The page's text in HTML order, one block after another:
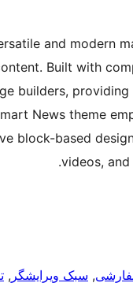
and modern
Built with
builders,
News theme
block-based
videos,
, سبک ویرایشگر ,